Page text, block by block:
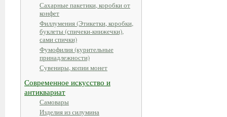
Сахарные пакетики, коробки от
конфет
Филлумения (Этикетки, коробки,
буклеты (спичеки-книжечки),
сами спички)
Фумофилия (курительные
принадлежности)
Сувениры, копии монет
Современное искусство и
антиквариат
Самовары
Изделия из силумина